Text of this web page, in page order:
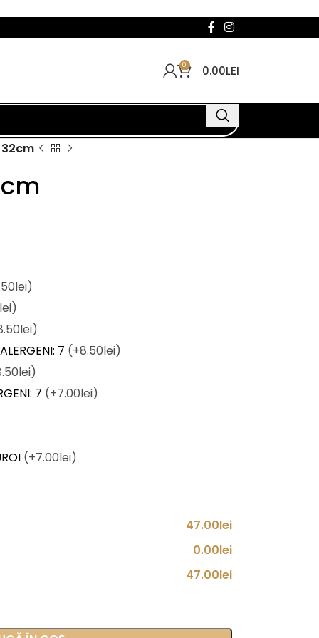
0 0.00LEI
7 (+8.50lei)
7 (+7.00lei)
(+7.00lei)
47.00lei
0.00lei
47.00lei